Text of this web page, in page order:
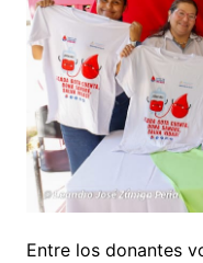
Entre los donantes